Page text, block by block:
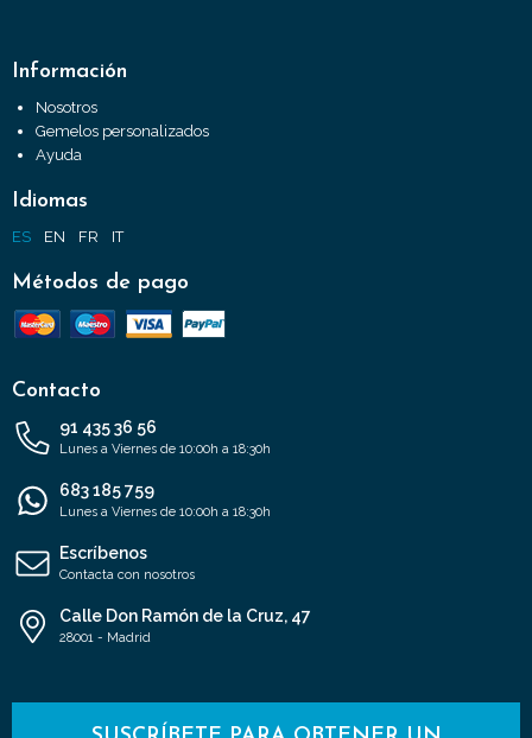
Información
Nosotros
Gemelos personalizados
Ayuda
Idiomas
ES EN FR IT
Métodos de pago
Contacto
91 435 36 56
Lunes a Viernes de 10:00h a 18:30h
683 185 759
Lunes a Viernes de 10:00h a 18:30h
Escríbenos
Contacta con nosotros
Calle Don Ramón de la Cruz, 47
28001 - Madrid